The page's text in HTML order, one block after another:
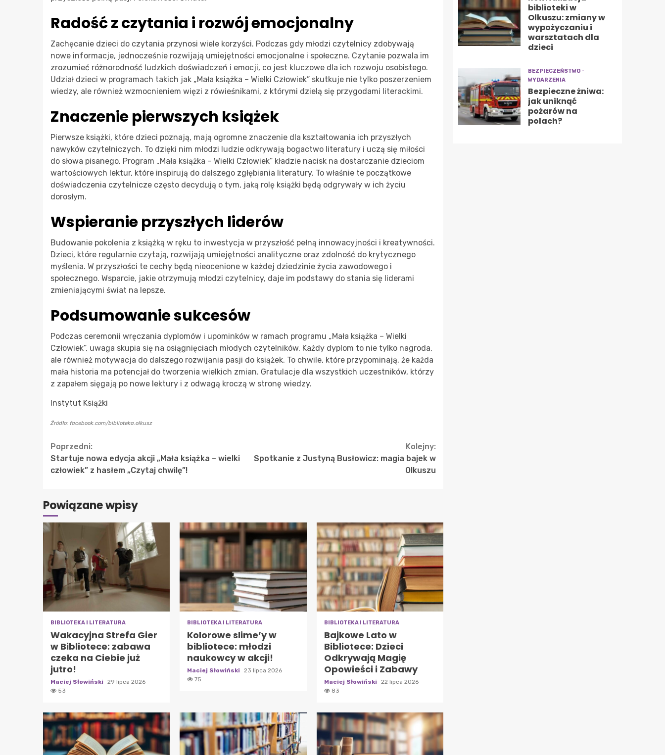
Radość z czytania i rozwój emocjonalny
Zachęcanie dzieci do czytania przynosi wiele korzyści. Podczas gdy młodzi czytelnicy zdobywają
nowe informacje, jednocześnie rozwijają umiejętności emocjonalne i społeczne. Czytanie pozwala im
zrozumieć różnorodność ludzkich doświadczeń i emocji, co jest kluczowe dla ich rozwoju osobistego.
Udział dzieci w programach takich jak „Mała książka – Wielki Człowiek” skutkuje nie tylko poszerzeniem
wiedzy, ale również wzmocnieniem więzi z rówieśnikami, z którymi dzielą się przygodami literackimi.
Znaczenie pierwszych książek
Pierwsze książki, które dzieci poznają, mają ogromne znaczenie dla kształtowania ich przyszłych
nawyków czytelniczych. To dzięki nim młodzi ludzie odkrywają bogactwo literatury i uczą się miłości
do słowa pisanego. Program „Mała książka – Wielki Człowiek” kładzie nacisk na dostarczanie dzieciom
wartościowych lektur, które inspirują do dalszego zgłębiania literatury. To właśnie te początkowe
doświadczenia czytelnicze często decydują o tym, jaką rolę książki będą odgrywały w ich życiu
dorosłym.
Wspieranie przyszłych liderów
Budowanie pokolenia z książką w ręku to inwestycja w przyszłość pełną innowacyjności i kreatywności.
Dzieci, które regularnie czytają, rozwijają umiejętności analityczne oraz zdolność do krytycznego
myślenia. W przyszłości te cechy będą nieocenione w każdej dziedzinie życia zawodowego i
społecznego. Wsparcie, jakie otrzymują młodzi czytelnicy, daje im podstawy do stania się liderami
zmieniającymi świat na lepsze.
Podsumowanie sukcesów
Podczas ceremonii wręczania dyplomów i upominków w ramach programu „Mała książka – Wielki
Człowiek”, uwaga skupia się na osiągnięciach młodych czytelników. Każdy dyplom to nie tylko nagroda,
ale również motywacja do dalszego rozwijania pasji do książek. To chwile, które przypominają, że każda
mała historia ma potencjał do tworzenia wielkich zmian. Gratulacje dla wszystkich uczestników, którzy
z zapałem sięgają po nowe lektury i z odwagą kroczą w stronę wiedzy.
Instytut Książki
Źródło: facebook.com/biblioteka.olkusz
Continue
Reading
Poprzedni:
Startuje nowa edycja akcji „Mała książka – wielki
człowiek” z hasłem „Czytaj chwilę”!
Kolejny:
Spotkanie z Justyną Busłowicz: magia bajek w
Olkuszu
Powiązane wpisy
BIBLIOTEKA I LITERATURA
Wakacyjna Strefa Gier
w Bibliotece: zabawa
czeka na Ciebie już
jutro!
Maciej Słowiński
29 lipca 2026
53
BIBLIOTEKA I LITERATURA
Kolorowe slime’y w
bibliotece: młodzi
naukowcy w akcji!
Maciej Słowiński
23 lipca 2026
75
BIBLIOTEKA I LITERATURA
Bajkowe Lato w
Bibliotece: Dzieci
Odkrywają Magię
Opowieści i Zabawy
Maciej Słowiński
22 lipca 2026
83
biblioteki w
Olkuszu: zmiany w
wypożyczaniu i
warsztatach dla
dzieci
BEZPIECZEŃSTWO
WYDARZENIA
Bezpieczne żniwa:
jak uniknąć
pożarów na
polach?